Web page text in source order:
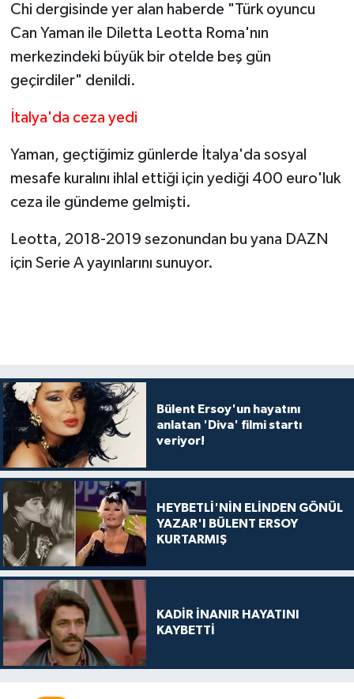
Chi dergisinde yer alan haberde "Türk oyuncu
Can Yaman ile Diletta Leotta Roma'nın
merkezindeki büyük bir otelde beş gün
geçirdiler" denildi.
İtalya'da ceza yedi
Yaman, geçtiğimiz günlerde İtalya'da sosyal
mesafe kuralını ihlal ettiği için yediği 400 euro'luk
ceza ile gündeme gelmişti.
Leotta, 2018-2019 sezonundan bu yana DAZN
için Serie A yayınlarını sunuyor.
Bülent Ersoy'un hayatını
anlatan 'Diva' filmi startı
veriyor!
HEYBETLİ'NİN ELİNDEN GÖNÜL
YAZAR'I BÜLENT ERSOY
KURTARMIŞ
KADİR İNANIR HAYATINI
KAYBETTİ